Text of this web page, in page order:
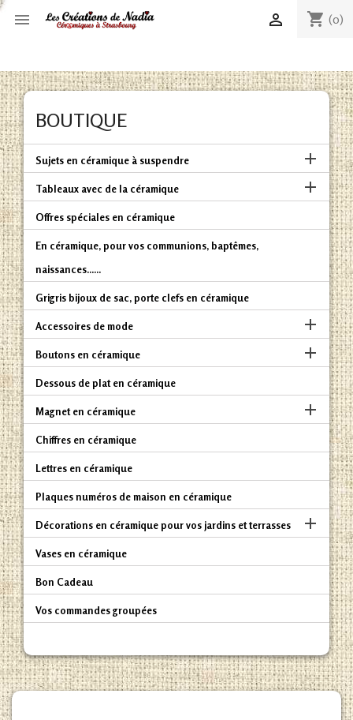
 shopping_cart (0)

BOUTIQUE
Sujets en céramique à suspendre 
Tableaux avec de la céramique 
Offres spéciales en céramique
En céramique, pour vos communions, baptêmes,
naissances......
Grigris bijoux de sac, porte clefs en céramique
Accessoires de mode 
Boutons en céramique 
Dessous de plat en céramique
Magnet en céramique 
Chiffres en céramique
Lettres en céramique
Plaques numéros de maison en céramique
Décorations en céramique pour vos jardins et terrasses 
Vases en céramique
Bon Cadeau
Vos commandes groupées